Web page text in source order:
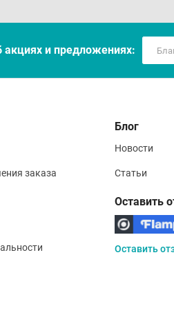
и предложениях:
заказа
Блог
Новости
Статьи
Оставить
Оставить